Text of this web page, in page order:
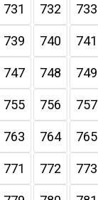
731 732 733
739 740 741
747 748 749
755 756 757
763 764 765
771 772 773